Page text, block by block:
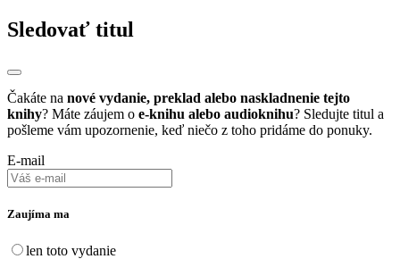
Sledovať titul
Čakáte na nové vydanie, preklad alebo naskladnenie tejto
knihy? Máte záujem o e-knihu alebo audioknihu? Sledujte titul a
pošleme vám upozornenie, keď niečo z toho pridáme do ponuky.
E-mail
Zaujíma ma
len toto vydanie